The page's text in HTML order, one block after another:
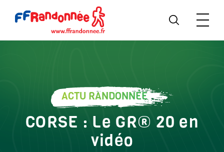
ACTU RANDONNÉE
CORSE : Le GR® 20 en
vidéo